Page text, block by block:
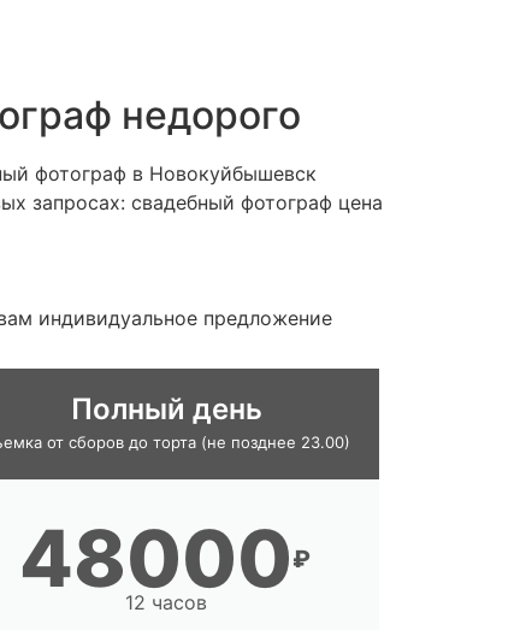
недорого
фотограф в Новокуйбышевск
запросах: свадебный фотограф цена
индивидуальное предложение
Полный день
от сборов до торта (не позднее 23.00)
48000₽
12 часов